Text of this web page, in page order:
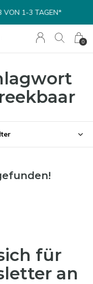
0
1-3 TAGEN*
für
an